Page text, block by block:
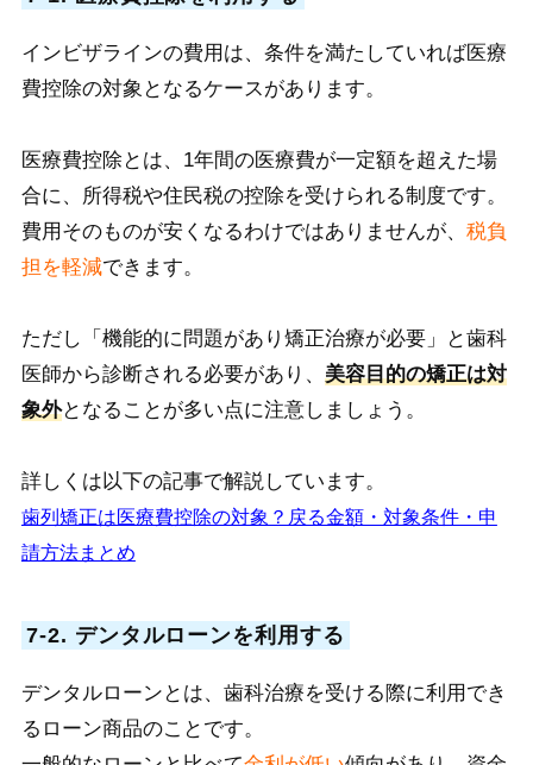
インビザラインの費用は、条件を満たしていれば医療
費控除の対象となるケースがあります。
医療費控除とは、1年間の医療費が一定額を超えた場
合に、所得税や住民税の控除を受けられる制度です。
費用そのものが安くなるわけではありませんが、 税負
担を軽減できます。
ただし「機能的に問題があり矯正治療が必要」と歯科
医師から診断される必要があり、 美容目的の矯正は対
象外となることが多い点に注意しましょう。
詳しくは以下の記事で解説しています。
歯列矯正は医療費控除の対象？戻る金額・対象条件・申
請方法まとめ
7-2. デンタルローンを利用する
デンタルローンとは、歯科治療を受ける際に利用でき
るローン商品のことです。